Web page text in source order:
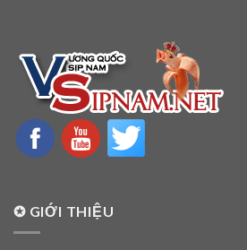
✪ GIỚI THIỆU